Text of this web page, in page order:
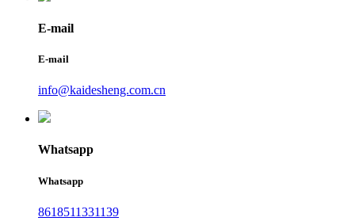
E-mail
E-mail
info@kaidesheng.com.cn
Whatsapp
Whatsapp
8618511331139